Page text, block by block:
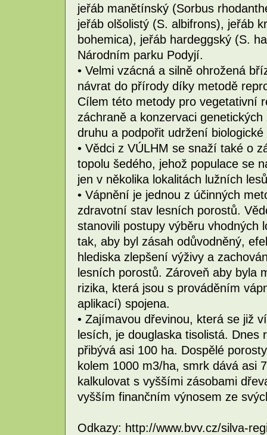
jeřáb manětínský (Sorbus
jeřáb olšolistý (S. albifrons), jeřáb
bohemica), jeřáb hardeggský (S.
Národním parku Podyjí.
• Velmi vzácná a silně ohrožená
návrat do přírody díky metodě
Cílem této metody pro vegetativní
záchraně a konzervaci
druhu a podpořit udržení
• Vědci z VÚLHM se snaží také o
topolu šedého, jehož populace se
jen v několika lokalitách lužních
• Vápnění je jednou z účinných
zdravotní stav lesních porostů.
stanovili postupy výběru vhodných
tak, aby byl zásah odůvodněný,
hlediska zlepšení výživy a
lesních porostů. Zároveň aby byla
rizika, která jsou s prováděním
aplikací) spojena.
• Zajímavou dřevinou, která se již
lesích, je douglaska tisolistá.
přibývá asi 100 ha. Dospělé
kolem 1000 m3/ha, smrk dává asi
kalkulovat s vyššími zásobami
vyšším finančním výnosem ze
Odkazy: http://www.bvv.cz/silva-